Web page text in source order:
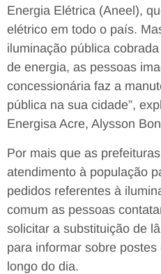
Energia Elétrica (Aneel),
elétrico em todo o país.
iluminação pública
de energia, as pessoas
concessionária faz a
pública na sua cidade”,
Energisa Acre, Alysson
Por mais que as
atendimento à população
pedidos referentes à
comum as pessoas
solicitar a substituição de
para informar sobre
longo do dia.